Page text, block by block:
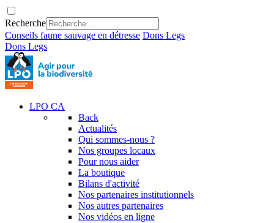
Recherche
Conseils faune sauvage en détresse Dons Legs
Dons Legs
LPO CA
Back
Actualités
Qui sommes-nous ?
Nos groupes locaux
Pour nous aider
La boutique
Bilans d'activité
Nos partenaires institutionnels
Nos autres partenaires
Nos vidéos en ligne